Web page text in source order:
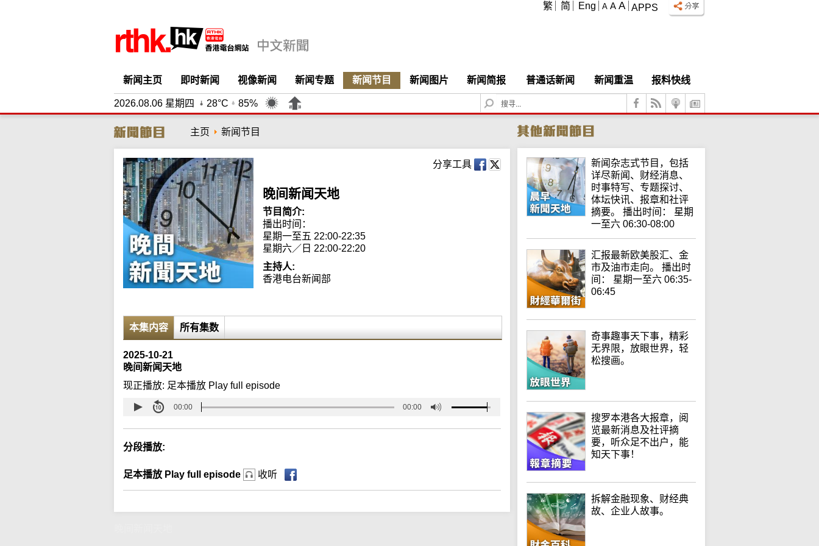
APPS
A A A
繁 简 Eng
新闻主页 即时新闻 视像新闻 新闻专题 新闻节目 新闻图片 新闻简报 普通话新闻 新闻重温 报料快线
2026.08.06 星期四 28°C 85%
S
e
c
h
主页 新闻节目
分享工具
晚间新闻天地
节目简介:
播出时间：
星期一至五 22:00-22:35
星期六／日 22:00-22:20
主持人:
香港电台新闻部
本集内容 所有集数
2025-10-21
晚间新闻天地
现正播放: 足本播放 Play full episode
00:00 00:00
分段播放:
足本播放 Play full episode 收听
新闻杂志式节目，包括
详尽新闻、财经消息、
时事特写、专题探讨、
体坛快讯、报章和社评
摘要。 播出时间： 星期
一至六 06:30-08:00
汇报最新欧美股汇、金
市及油市走向。 播出时
间： 星期一至六 06:35-
06:45
奇事趣事天下事，精彩
无界限，放眼世界，轻
松搜画。
搜罗本港各大报章，阅
览最新消息及社评摘
要，听众足不出户，能
知天下事！
拆解金融现象、财经典
故、企业人故事。